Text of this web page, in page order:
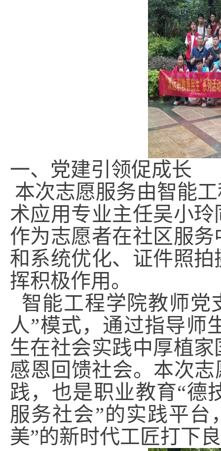
一、党建引领促成长
本次志愿服务由智能
术应用专业主任吴小
作为志愿者在社区服
和系统优化、证件照
挥积极作用。
智能工程学院教师党
人”模式，通过指导师
生在社会实践中厚植
感恩回馈社会。本次
践，也是职业教育“德
服务社会”的实践平
美”的新时代工匠打下